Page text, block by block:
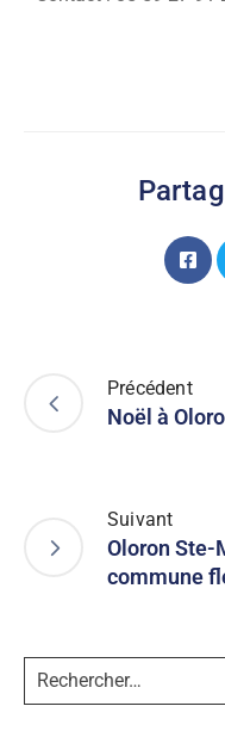
Précédent
Noël à
Suivant
Oloron Ste-
commune